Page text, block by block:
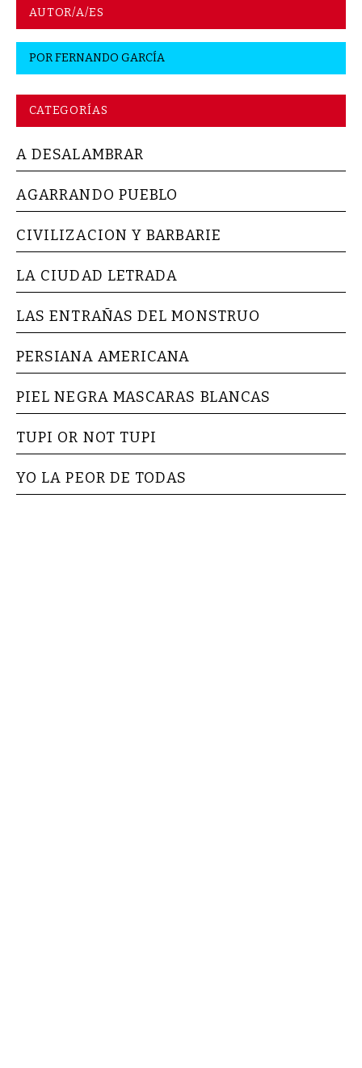
AUTOR/A/ES
PORFERNANDO GARCÍA
CATEGORÍAS
A DESALAMBRAR
AGARRANDO PUEBLO
CIVILIZACION Y BARBARIE
LA CIUDAD LETRADA
LAS ENTRAÑAS DEL MONSTRUO
PERSIANA AMERICANA
PIEL NEGRA MASCARAS BLANCAS
TUPI OR NOT TUPI
YO LA PEOR DE TODAS